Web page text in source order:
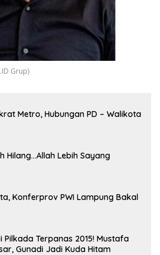
Grup)
Metro, Hubungan PD – Walikota
Hilang…Allah Lebih Sayang
Konferprov PWI Lampung Bakal
Pilkada Terpanas 2015! Mustafa
Gunadi Jadi Kuda Hitam